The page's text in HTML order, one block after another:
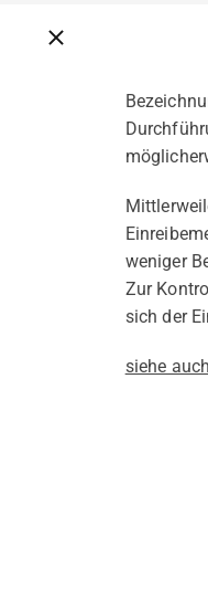
Breadcrumbs schließen
weniger
Zur
sich der
siehe